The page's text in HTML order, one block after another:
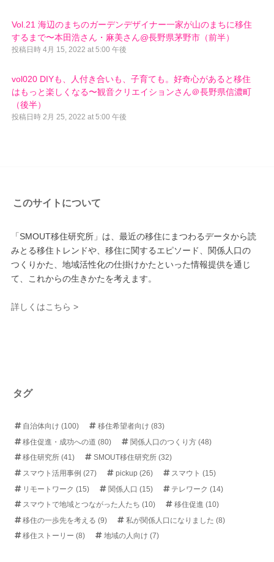
Vol.21 海辺のまちのガーデンデザイナー一家が山のまちに移住
するまで〜本田浩さん・麻美さん@長野県茅野市（前半）
投稿日時 4月 15, 2022 at 5:00 午後
vol020 DIYも、人付き合いも、子育ても。好奇心があると移住
はもっと楽しくなる〜観音クリエイションさん＠長野県信濃町
（後半）
投稿日時 2月 25, 2022 at 5:00 午後
このサイトについて
「SMOUT移住研究所」は、最近の移住にまつわるデータから読
みとる移住トレンドや、移住に関するエピソード、関係人口の
つくりかた、地域活性化の仕掛けかたといった情報提供を通じ
て、これからの生きかたを考えます。
詳しくはこちら >
タグ
自治体向け(100) 移住希望者向け (83)
移住促進・成功への道(80) 関係人口のつくり方 (48)
移住研究所(41) SMOUT移住研究所 (32)
スマウト活用事例(27) pickup (26) スマウト(15)
リモートワーク(15) 関係人口 (15) テレワーク(14)
スマウトで地域とつながった人たち(10) 移住促進 (10)
移住の一歩先を考える(9) 私が関係人口になりました (8)
移住ストーリー(8) 地域の人向け (7)